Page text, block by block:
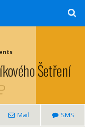
Šetření
Mail SMS